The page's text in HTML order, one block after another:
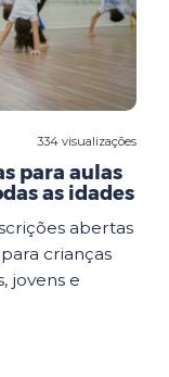
334 visualizações
para aulas
as idades
abertas
crianças
jovens e